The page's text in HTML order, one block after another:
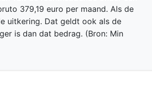
379,19 euro per maand. Als de
uitkering. Dat geldt ook als de
is dan dat bedrag. (Bron: Min